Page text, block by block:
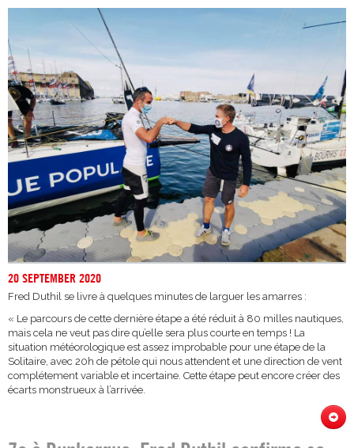
20 SEPTEMBER 2020
Fred Duthil se livre à quelques minutes de larguer les amarres :
« Le parcours de cette dernière étape a été réduit à 80 milles nautiques,
mais cela ne veut pas dire qu’elle sera plus courte en temps ! La
situation météorologique est assez improbable pour une étape de la
Solitaire, avec 20h de pétole qui nous attendent et une direction de vent
complétement variable et incertaine. Cette étape peut encore créer des
écarts monstrueux à l’arrivée.